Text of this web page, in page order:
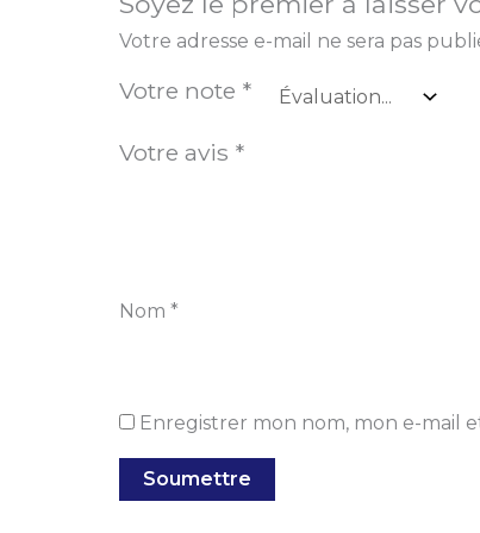
Votre adresse e-mail ne sera pas
Votre note *
Votre avis *
Nom *
Enregistrer mon nom, mon e-mail